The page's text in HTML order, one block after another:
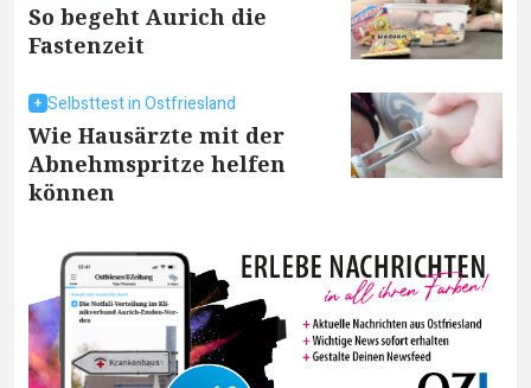
So begeht Aurich die
Fastenzeit
Selbsttest in Ostfriesland
Wie Hausärzte mit der
Abnehmspritze helfen
können